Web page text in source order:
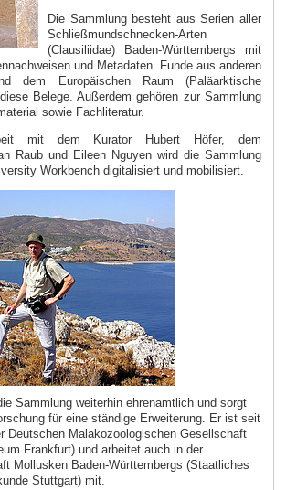
Die Sammlung besteht aus Serien aller
Schließmundschnecken-Arten
(Clausiliidae) Baden-Württembergs mit
und Metadaten. Funde aus anderen
dem Europäischen Raum (Paläarktische
Belege. Außerdem gehören zur Sammlung
sowie Fachliteratur.
mit dem Kurator Hubert Höfer, dem
Raub und Eileen Nguyen wird die Sammlung
Workbench digitalisiert und mobilisiert.
Sammlung weiterhin ehrenamtlich und sorgt
für eine ständige Erweiterung. Er ist seit
Deutschen Malakozoologischen Gesellschaft
Frankfurt) und arbeitet auch in der
Mollusken Baden-Württembergs (Staatliches
Stuttgart) mit.